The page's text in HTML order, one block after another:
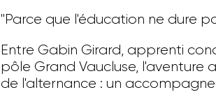
"Parce que l'éducation ne dure
Entre Gabin Girard, apprenti
pôle Grand Vaucluse, l'aventure
de l'alternance : un